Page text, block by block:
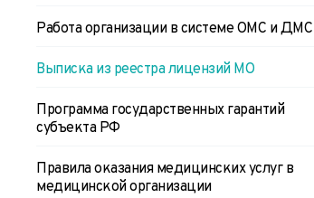
Работа организации в системе ОМС и ДМС
Выписка из реестра лицензий МО
Программа государственных гарантий
субъекта РФ
Правила оказания медицинских услуг в
медицинской организации